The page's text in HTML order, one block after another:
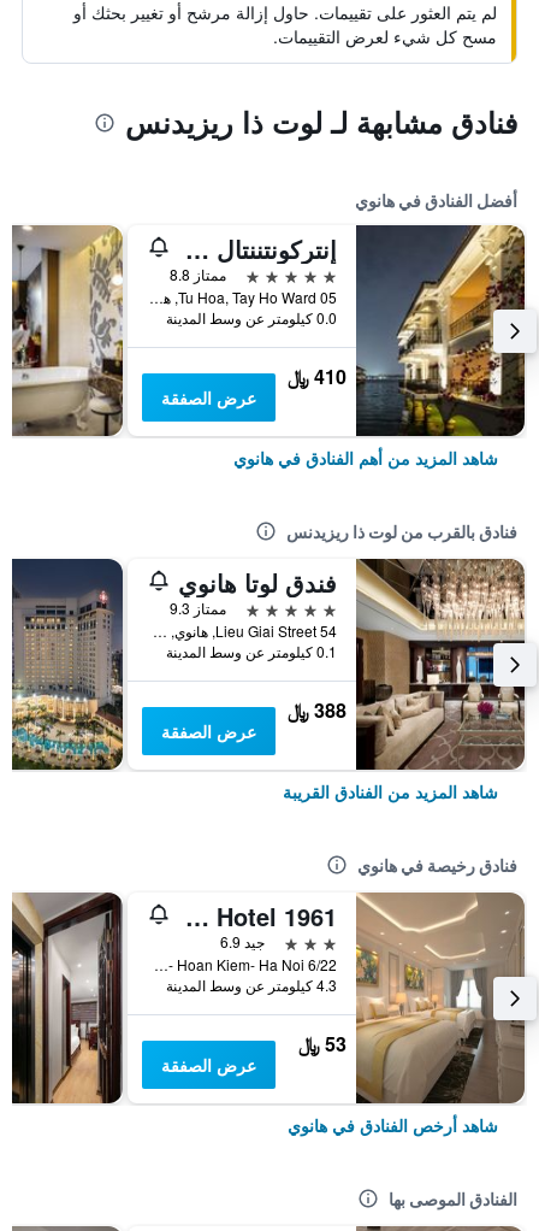
لم يتم العثور على تقييمات. حاول إزالة مرشح أو تغيير بحثك أو
مسح كل شيء لعرض التقييمات.
فنادق مشابهة لـ لوت ذا ريزيدنس
أفضل الفنادق في هانوي
إنتركونتننتال هانوي يستليك
5 نجوم
ممتاز 8.8
05 Tu Hoa, Tay Ho Ward, هانوي, فيتنام
0.0 كيلومتر عن وسط المدينة
410 ﷼
عرض الصفقة
شاهد المزيد من أهم الفنادق في هانوي
فنادق بالقرب من لوت ذا ريزيدنس
فندق لوتا هانوي
5 نجوم
ممتاز 9.3
54 Lieu Giai Street, هانوي, فيتنام
0.1 كيلومتر عن وسط المدينة
388 ﷼
عرض الصفقة
شاهد المزيد من الفنادق القريبة
فنادق رخيصة في هانوي
Old Quarter Hotel 1961
3 نجوم
جيد 6.9
6/22 Hang Voi Street- Ly Thai To- Hoan Kiem- Ha Noi, هانوي, فيتنام
4.3 كيلومتر عن وسط المدينة
53 ﷼
عرض الصفقة
شاهد أرخص الفنادق في هانوي
الفنادق الموصى بها